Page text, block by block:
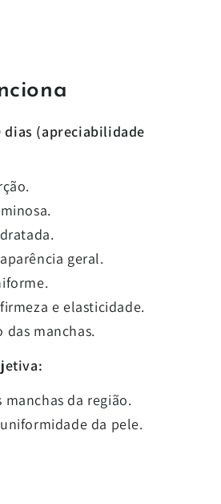
dias (apreciabilidade
geral.
e elasticidade.
manchas.
manchas da região.
da pele.